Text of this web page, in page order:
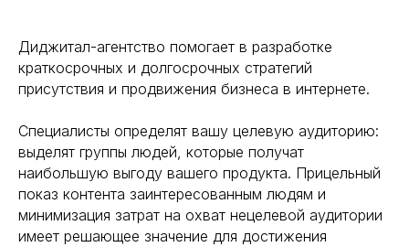
Диджитал-агентство помогает в разработке
краткосрочных и долгосрочных стратегий
присутствия и продвижения бизнеса в интернете.
Специалисты определят вашу целевую аудиторию:
выделят группы людей, которые получат
наибольшую выгоду вашего продукта. Прицельный
показ контента заинтересованным людям и
минимизация затрат на охват нецелевой аудитории
имеет решающее значение для достижения